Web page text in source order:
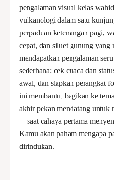
pengalaman visual kelas
vulkanologi dalam satu
perpaduan ketenangan pagi,
cepat, dan siluet gunung yang
mendapatkan pengalaman
sederhana: cek cuaca dan
awal, dan siapkan perangkat
ini membantu, bagikan ke
akhir pekan mendatang untuk
—saat cahaya pertama
Kamu akan paham mengapa
dirindukan.